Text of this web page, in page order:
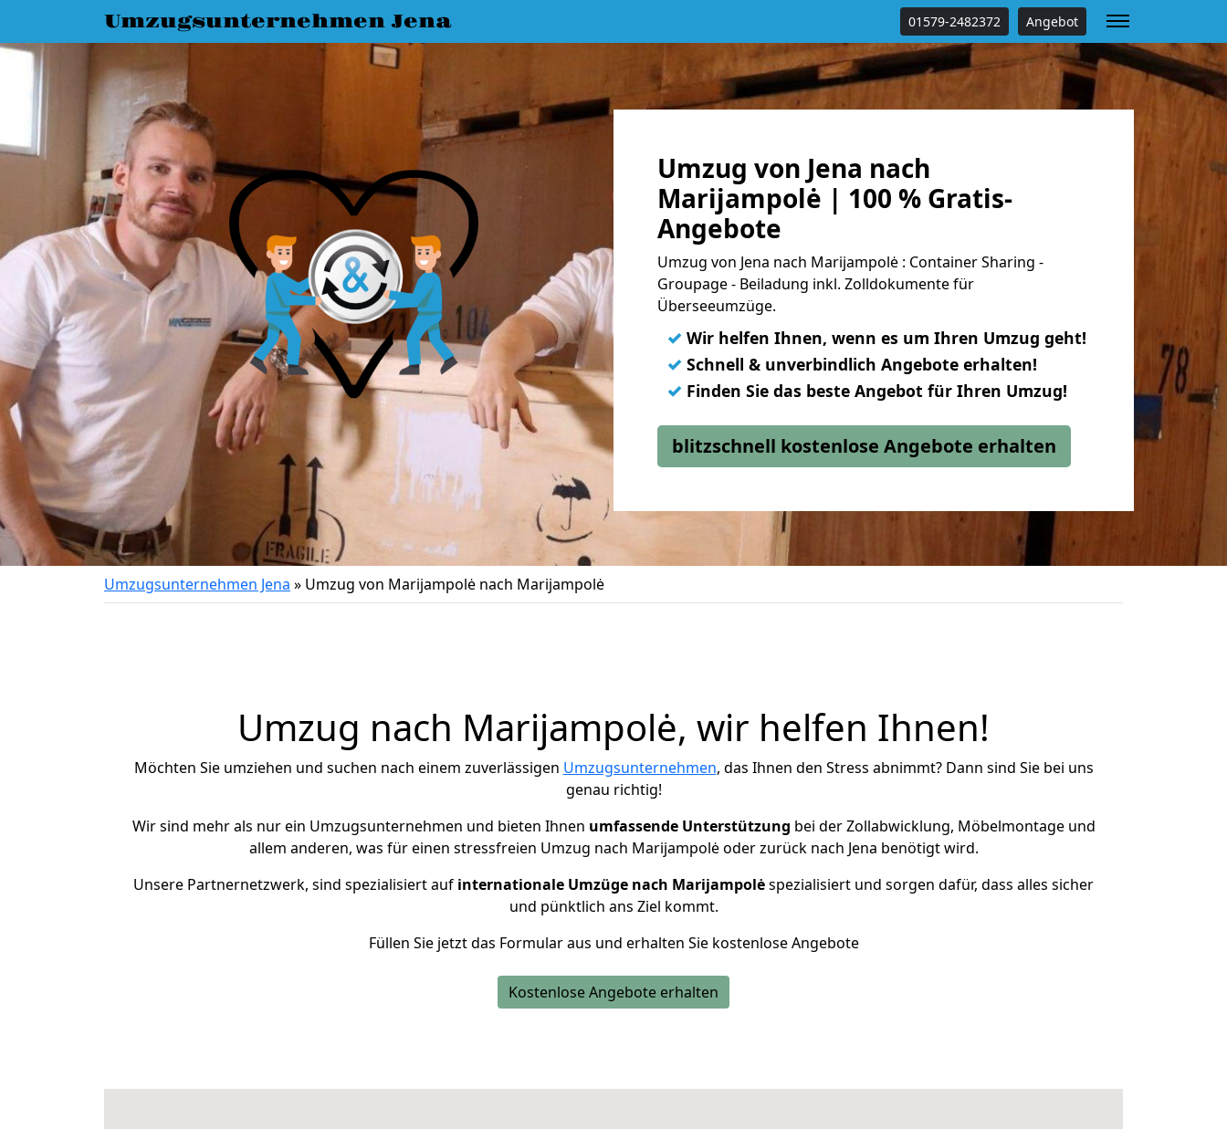
Umzugsunternehmen Jena 01579-2482372 Angebot
Umzug von Jena nach
Marijampolė | 100 % Gratis-
Angebote
Umzug von Jena nach Marijampolė : Container Sharing -
Groupage - Beiladung inkl. Zolldokumente für
Überseeumzüge.
✓ Wir helfen Ihnen, wenn es um Ihren Umzug geht!
✓ Schnell & unverbindlich Angebote erhalten!
✓ Finden Sie das beste Angebot für Ihren Umzug!
blitzschnell kostenlose Angebote erhalten
Umzugsunternehmen Jena » Umzug von Marijampolė nach Marijampolė
Umzug nach Marijampolė, wir helfen Ihnen!
Möchten Sie umziehen und suchen nach einem zuverlässigen Umzugsunternehmen, das Ihnen den Stress abnimmt? Dann sind Sie bei uns
genau richtig!
Wir sind mehr als nur ein Umzugsunternehmen und bieten Ihnen umfassende Unterstützung bei der Zollabwicklung, Möbelmontage und
allem anderen, was für einen stressfreien Umzug nach Marijampolė oder zurück nach Jena benötigt wird.
Unsere Partnernetzwerk, sind spezialisiert auf internationale Umzüge nach Marijampolėspezialisiert und sorgen dafür, dass alles sicher
und pünktlich ans Ziel kommt.
Füllen Sie jetzt das Formular aus und erhalten Sie kostenlose Angebote
Kostenlose Angebote erhalten